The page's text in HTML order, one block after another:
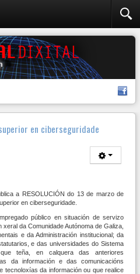
en ciberseguridade
a RESOLUCIÓN do 13 de marzo de
en ciberseguridade.
público en situación de servizo
da Comunidade Autónoma de Galiza,
e da Administración institucional; da
e das universidades do Sistema
teña, en calquera das anteriores
da información e das comunicacións
tecnoloxías da información ou que realice